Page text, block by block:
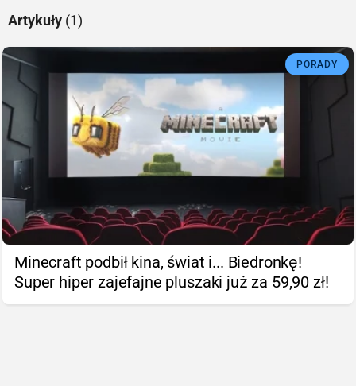
Artykuły (1)
PORADY
Minecraft podbił kina, świat i... Biedronkę!
Super hiper zajefajne pluszaki już za 59,90 zł!